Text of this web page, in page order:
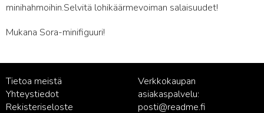
minihahmoihin.Selvitä lohikäärmevoiman salaisuudet!
Mukana Sora-minifiguuri!
Tietoa meistä
Yhteystiedot
Rekisteriseloste
Verkkokaupan
asiakaspalvelu:
posti@readme.fi